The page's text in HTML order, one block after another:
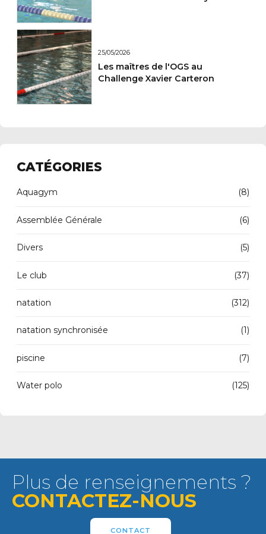
25/05/2026
Les maîtres de l'OGS au
Challenge Xavier Carteron
CATÉGORIES
Aquagym (8)
Assemblée Générale (6)
Divers (5)
Le club (37)
natation (312)
natation synchronisée (1)
piscine (7)
Water polo (125)
Plus de renseignements ?
CONTACTEZ-NOUS
CONTACT